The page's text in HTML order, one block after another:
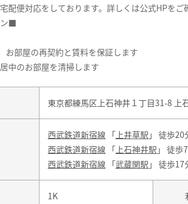
配便対応をしております。詳しくは公式HPをご
ン■
部屋の再契約と賃料を保証します
のお部屋を清掃します
東京都練馬区上石神井１丁目31-8 上
西武鉄道新宿線 「 上井草駅 」 徒歩20
西武鉄道新宿線 「 上石神井駅 」 徒歩
西武鉄道新宿線 「武蔵関駅 」 徒歩17
1K